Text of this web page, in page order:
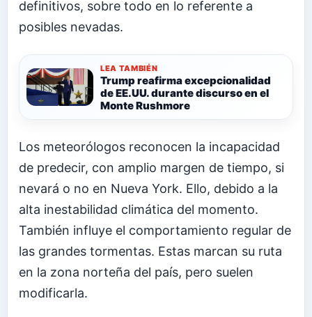
definitivos, sobre todo en lo referente a
posibles nevadas.
LEA TAMBIÉN
Trump reafirma excepcionalidad
de EE.UU. durante discurso en el
Monte Rushmore
Los meteorólogos reconocen la incapacidad
de predecir, con amplio margen de tiempo, si
nevará o no en Nueva York. Ello, debido a la
alta inestabilidad climática del momento.
También influye el comportamiento regular de
las grandes tormentas. Estas marcan su ruta
en la zona norteña del país, pero suelen
modificarla.